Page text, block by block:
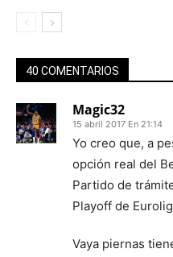
40 COMENTARIOS
Magic32
15 abril 2017 En 21:14
Yo creo que, a
opción real del
Partido de
Playoff de
Vaya piernas